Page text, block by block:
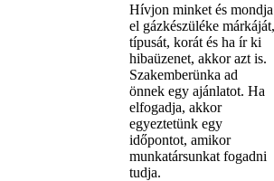
Hívjon minket és mondja
el gázkészüléke márkáját,
típusát, korát és ha ír ki
hibaüzenet, akkor azt is.
Szakemberünka ad
önnek egy ajánlatot. Ha
elfogadja, akkor
egyeztetünk egy
időpontot, amikor
munkatársunkat fogadni
tudja.